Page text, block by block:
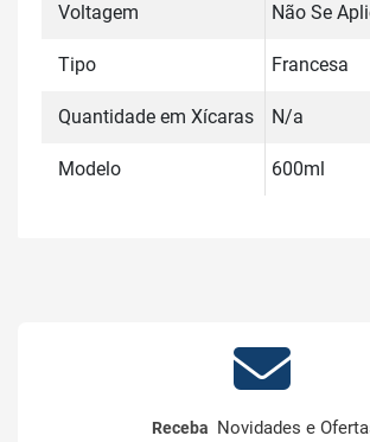
Voltagem Não Se
Tipo Francesa
Quantidade em Xícaras N/a
Modelo 600ml
Receba Novidades e